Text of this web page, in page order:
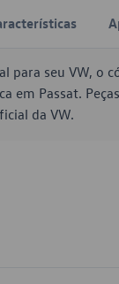
para seu VW, o
em Passat.
da VW.